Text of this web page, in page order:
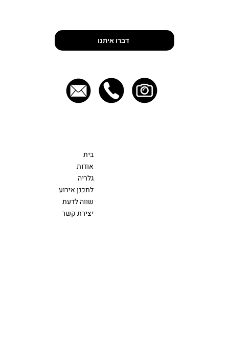
דברו איתנו
בית
אודות
גלריה
לתכנן אירוע
שווה לדעת
יצירת קשר